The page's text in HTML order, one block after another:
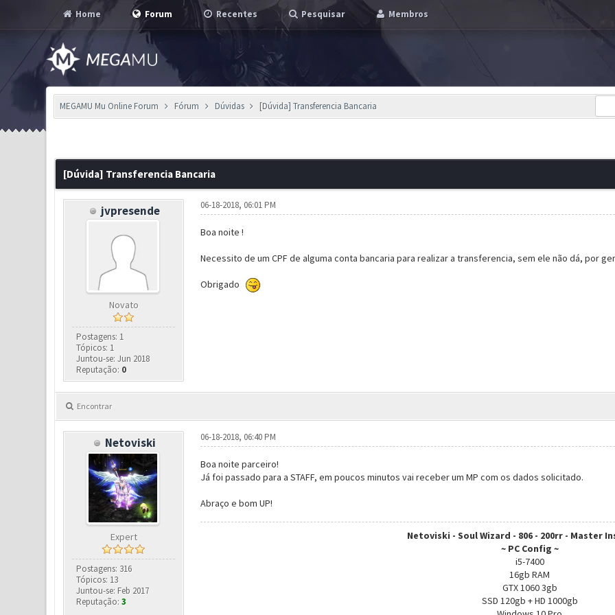
Home Forum Recentes Pesquisar Membros
MEGAMU Mu Online Forum Fórum Dúvidas [Dúvida] Transferencia Bancaria
[Dúvida] Transferencia Bancaria
jvpresende
Novato
Postagens: 1
Tópicos: 1
Juntou-se: Jun 2018
Reputação: 0
06-18-2018, 06:01 PM
Boa noite !
Necessito de um CPF de alguma conta bancaria para realizar a transferencia, sem ele não dá, por
Obrigado
Encontrar
Netoviski
Expert
Postagens: 316
Tópicos: 13
Juntou-se: Feb 2017
Reputação:3
06-18-2018, 06:40 PM
Boa noite parceiro!
Já foi passado para a STAFF, em poucos minutos vai receber um MP com os dados solicitado.
Abraço e bom UP!
Netoviski - Soul Wizard - 806 - 200rr - Master
~ PC Config ~
i5-7400
16gb RAM
GTX 1060 3gb
SSD 120gb + HD 1000gb